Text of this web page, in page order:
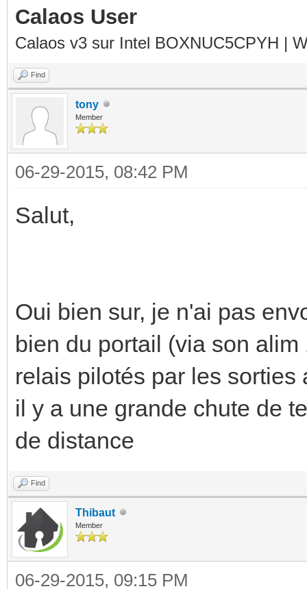
Calaos User
Calaos v3 sur Intel BOXNUC5CPYH |
Find
tony
Member
06-29-2015, 08:42 PM
Salut,
Oui bien sur, je n'ai pas
bien du portail (via son
relais pilotés par les
il y a une grande chute de
de distance
Find
Thibaut
Member
06-29-2015, 09:15 PM